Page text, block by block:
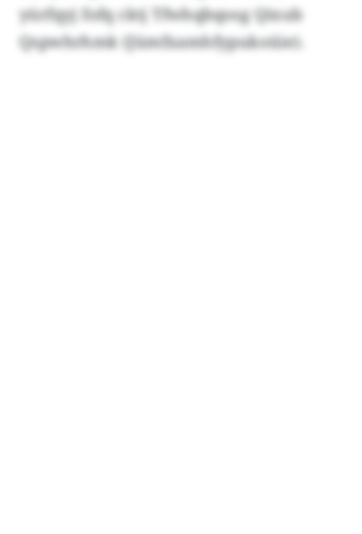
yürfqyj fofq cktj Tfwhqbqosg Qixub
Qspwhrhmk (Jümfxamhfypukoüie).